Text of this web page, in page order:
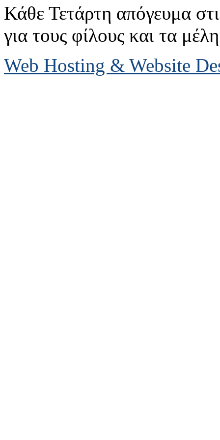
Κάθε Τετάρτη απόγευμα
για τους φίλους και τα
Web Hosting & Website